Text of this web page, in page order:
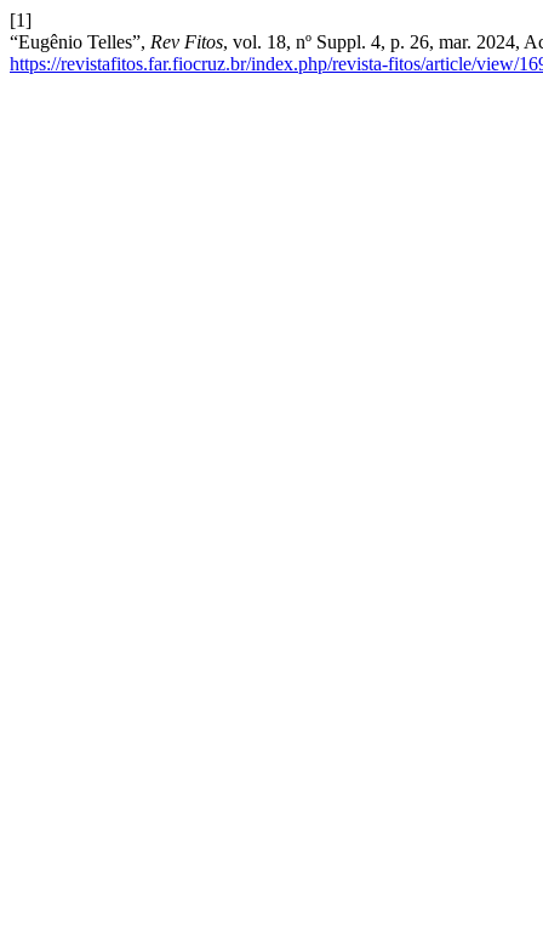
[1]
“Eugênio Telles”, Rev Fitos, vol. 18, nº Suppl. 4, p. 26, mar. 2024,
https://revistafitos.far.fiocruz.br/index.php/revista-fitos/article/view/